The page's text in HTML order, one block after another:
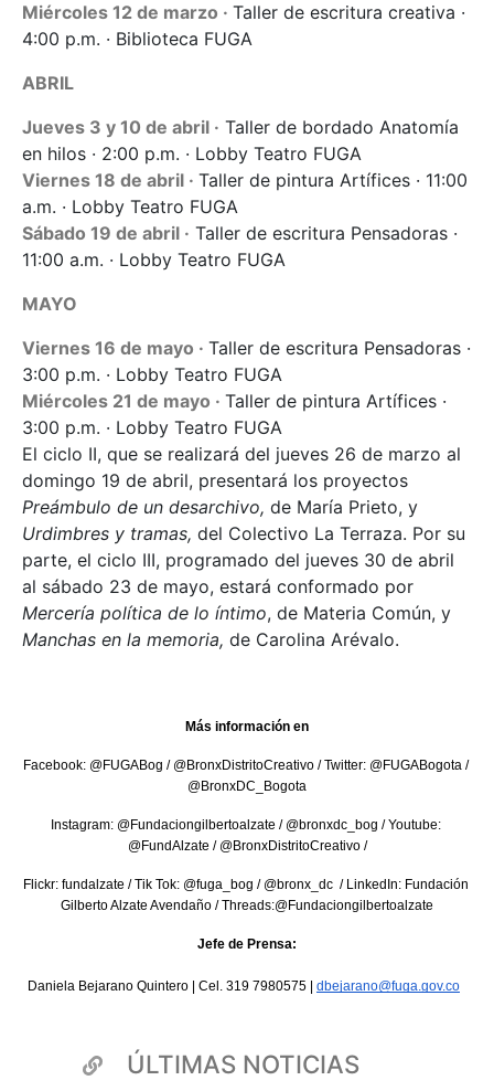
Miércoles 12 de marzo · Taller de escritura creativa ·
4:00 p.m. · Biblioteca FUGA
ABRIL
Jueves 3 y 10 de abril · Taller de bordado Anatomía
en hilos · 2:00 p.m. · Lobby Teatro FUGA
Viernes 18 de abril · Taller de pintura Artífices · 11:00
a.m. · Lobby Teatro FUGA
Sábado 19 de abril · Taller de escritura Pensadoras ·
11:00 a.m. · Lobby Teatro FUGA
MAYO
Viernes 16 de mayo · Taller de escritura Pensadoras ·
3:00 p.m. · Lobby Teatro FUGA
Miércoles 21 de mayo · Taller de pintura Artífices ·
3:00 p.m. · Lobby Teatro FUGA
El ciclo II, que se realizará del jueves 26 de marzo al
domingo 19 de abril, presentará los proyectos
Preámbulo de un desarchivo, de María Prieto, y
Urdimbres y tramas, del Colectivo La Terraza. Por su
parte, el ciclo III, programado del jueves 30 de abril
al sábado 23 de mayo, estará conformado por
Mercería política de lo íntimo, de Materia Común, y
Manchas en la memoria, de Carolina Arévalo.
Más información en
Facebook: @FUGABog / @BronxDistritoCreativo / Twitter: @FUGABogota /
@BronxDC_Bogota
Instagram: @Fundaciongilbertoalzate / @bronxdc_bog / Youtube:
@FundAlzate / @BronxDistritoCreativo /
Flickr: fundalzate / Tik Tok: @fuga_bog / @bronx_dc  / LinkedIn: Fundación
Gilberto Alzate Avendaño / Threads:@Fundaciongilbertoalzate
Jefe de Prensa:
Daniela Bejarano Quintero | Cel. 319 7980575 | dbejarano@fuga.gov.co
ÚLTIMAS NOTICIAS